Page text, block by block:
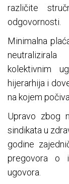
različite
odgovornosti.
Minimalna
kolektivnim
hijerarhija i
na kojem
Upravo zbog
sindikata u
godine
pregovora o
ugovora.